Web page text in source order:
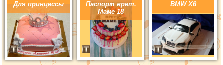
Для принцессы
Паспорт врет.
Маме 18
BMW X6